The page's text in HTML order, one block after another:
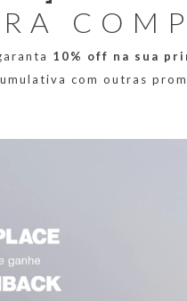
10% off na sua
com outras